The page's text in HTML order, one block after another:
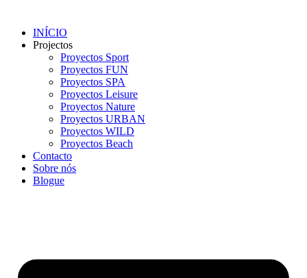
INÍCIO
Projectos
Proyectos Sport
Proyectos FUN
Proyectos SPA
Proyectos Leisure
Proyectos Nature
Proyectos URBAN
Proyectos WILD
Proyectos Beach
Contacto
Sobre nós
Blogue